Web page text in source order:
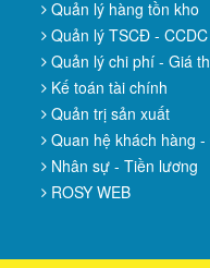
Quản lý hàng tồn kho
Quản lý TSCĐ - CCDC
Quản lý chi phí - Giá
Kế toán tài chính
Quản trị sản xuất
Quan hệ khách hàng -
Nhân sự - Tiền lương
ROSY WEB